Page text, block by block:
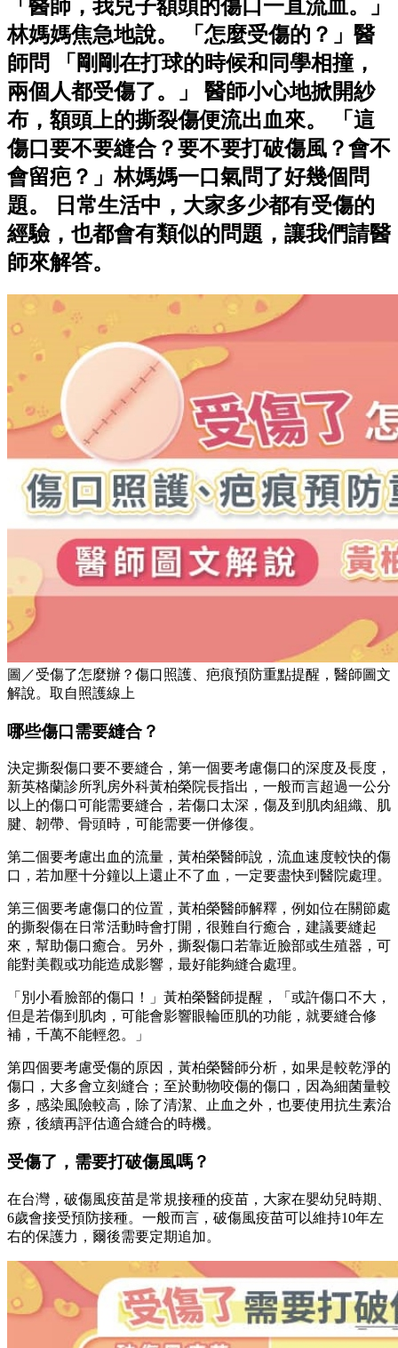
「醫師，我兒子額頭的傷口一直流血。」
林媽媽焦急地說。 「怎麼受傷的？」醫
師問 「剛剛在打球的時候和同學相撞，
兩個人都受傷了。」 醫師小心地掀開紗
布，額頭上的撕裂傷便流出血來。 「這
傷口要不要縫合？要不要打破傷風？會不
會留疤？」林媽媽一口氣問了好幾個問
題。 日常生活中，大家多少都有受傷的
經驗，也都會有類似的問題，讓我們請醫
師來解答。
圖／受傷了怎麼辦？傷口照護、疤痕預防重點提醒，醫師圖文
解說。取自照護線上
哪些傷口需要縫合？
決定撕裂傷口要不要縫合，第一個要考慮傷口的深度及長度，
新英格蘭診所乳房外科黃柏榮院長指出，一般而言超過一公分
以上的傷口可能需要縫合，若傷口太深，傷及到肌肉組織、肌
腱、韌帶、骨頭時，可能需要一併修復。
第二個要考慮出血的流量，黃柏榮醫師說，流血速度較快的傷
口，若加壓十分鐘以上還止不了血，一定要盡快到醫院處理。
第三個要考慮傷口的位置，黃柏榮醫師解釋，例如位在關節處
的撕裂傷在日常活動時會打開，很難自行癒合，建議要縫起
來，幫助傷口癒合。另外，撕裂傷口若靠近臉部或生殖器，可
能對美觀或功能造成影響，最好能夠縫合處理。
「別小看臉部的傷口！」黃柏榮醫師提醒，「或許傷口不大，
但是若傷到肌肉，可能會影響眼輪匝肌的功能，就要縫合修
補，千萬不能輕忽。」
第四個要考慮受傷的原因，黃柏榮醫師分析，如果是較乾淨的
傷口，大多會立刻縫合；至於動物咬傷的傷口，因為細菌量較
多，感染風險較高，除了清潔、止血之外，也要使用抗生素治
療，後續再評估適合縫合的時機。
受傷了，需要打破傷風嗎？
在台灣，破傷風疫苗是常規接種的疫苗，大家在嬰幼兒時期、
6歲會接受預防接種。一般而言，破傷風疫苗可以維持10年左
右的保護力，爾後需要定期追加。